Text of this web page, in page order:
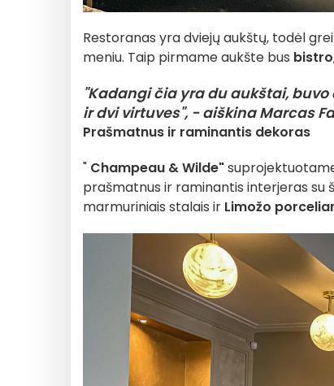
Restoranas yra dviejų aukštų, todėl
meniu. Taip pirmame aukšte bus bistro
"Kadangi čia yra du aukštai,
ir dvi virtuves", - aiškina Marcas
Prašmatnus ir raminantis dekoras
" Champeau & Wilde"
prašmatnus ir raminantis interjeras su
marmuriniais stalais ir Limožo